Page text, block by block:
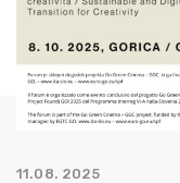
11.08. 2025